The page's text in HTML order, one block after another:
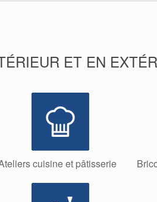
ET EN
cuisine et pâtisserie